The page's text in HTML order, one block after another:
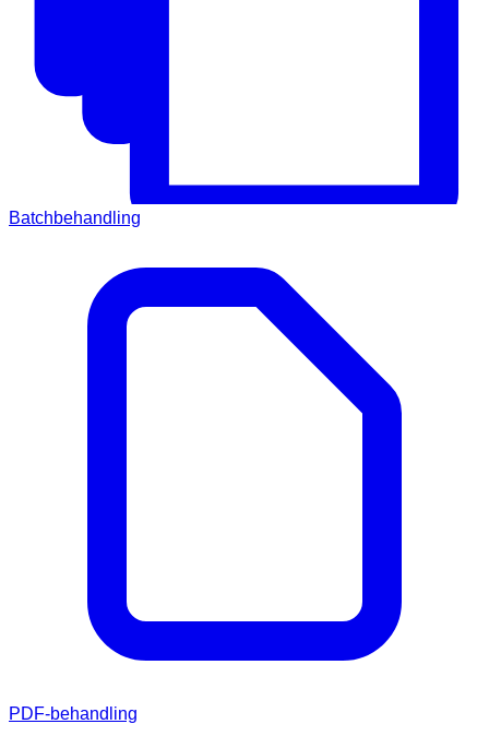
Batchbehandling
PDF-behandling